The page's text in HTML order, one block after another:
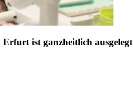
ist ganzheitlich ausgelegt